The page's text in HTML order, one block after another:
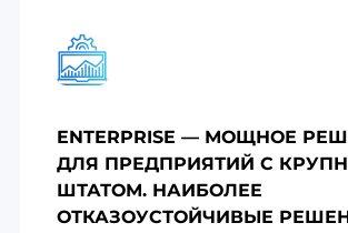
ENTERPRISE — МОЩНОЕ
ДЛЯ ПРЕДПРИЯТИЙ С
ШТАТОМ. НАИБОЛЕЕ
ОТКАЗОУСТОЙЧИВЫЕ